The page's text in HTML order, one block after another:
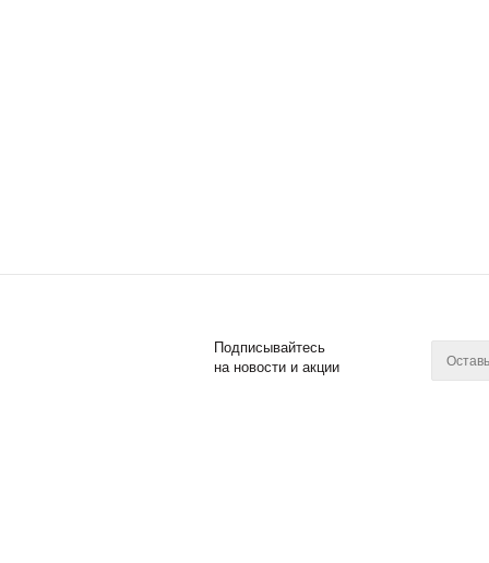
Подписывайтесь
на новости и акции